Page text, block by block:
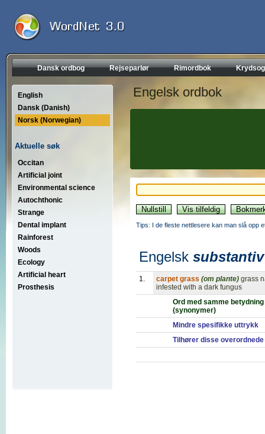
Dansk ordbog Rejseparlør Rimordbok
English
Dansk (Danish)
Norsk (Norwegian)
Aktuelle søk
Occitan
Artificial joint
Environmental science
Autochthonic
Strange
Dental implant
Rainforest
Woods
Ecology
Artificial heart
Prosthesis
Engelsk ordbok
Tips: I de fleste nettlesere kan man slå opp
Engelsk substantiv
1. carpet grass (om plante) grass
infested with a dark fungus
Ord med samme betydning
(synonymer)
Mindre spesifikke uttrykk
Tilhører disse